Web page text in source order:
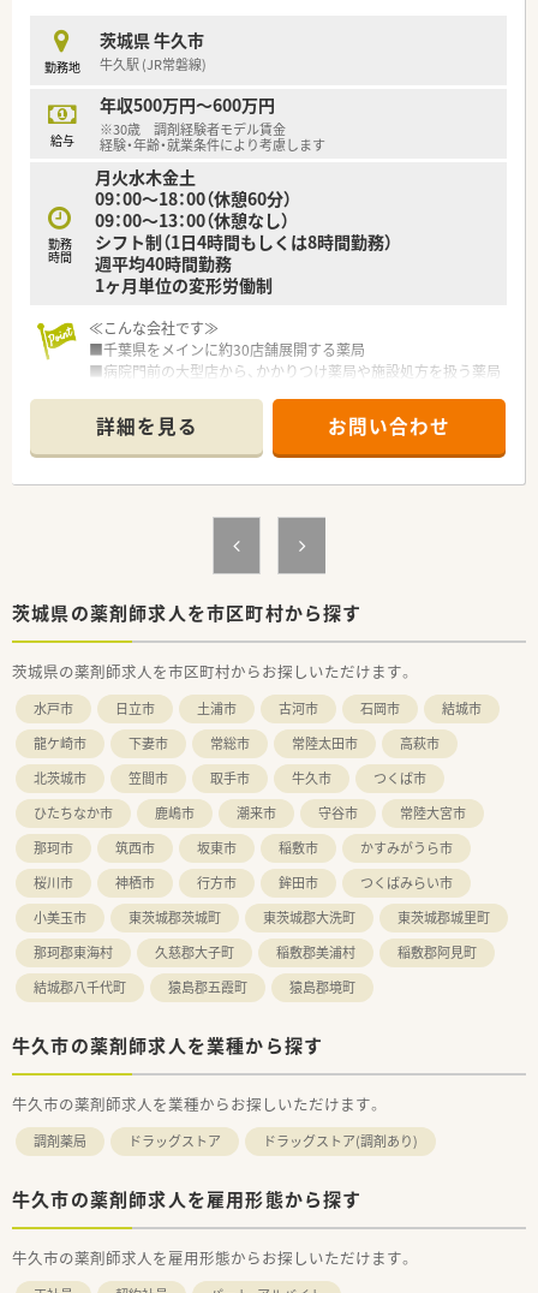
■専門認定を取得済の方歓迎！資格を活かせる環境を提供致しま
す。
＜こんな会社です＞
■大学病院や総合病院の門前薬局を中心に、全国約700店舗以上
展開しています。
患者さまの健康の為、業界トップクラスの質の高い医療サービ
スを提供の為、
大学病院・総合病院を中心とした門前薬局への出店割合は
62.3％、在宅医療の実施実績94％等、
いずれも高い割合を占めています。
■安心して長く働ける福利厚生制度が整っています。
年間休日は125日！働きやすさを追求した職場環境と、ライフ
ひとり暮らしの方や子育てをしながら働く方など、様々なサポ
ートがございます。
従業員の女性比率は7割を超え育休からの復帰者の社員定着率
は97％！（2020年度）
結婚や出産などのライフステージに変化がある際など、安心し
て働き続けることが出来ます。
■多彩なキャリアスタイル！
多角的に事業を展開しているため、薬剤師としての働き方は決
まっすぐに歩める道があります。
調剤薬局で、在宅医療で、病院薬剤師として、管理部門として、
活動領域は広がり続けています。薬剤師としての職能を存分
すめです。
勤務地
茨城県 牛久市
牛久駅 (JR常磐線)
給与
年収500万円～600万円
※30歳 調剤経験者モデル賃金
経験・年齢・就業条件により考慮します
勤務
時間
月火水木金土
09：00～18：00（休憩60分）
09：00〜13：00（休憩なし）
シフト制（1日4時間もしくは8時間勤務）
週平均40時間勤務
1ヶ月単位の変形労働制
≪こんな会社です≫
■千葉県をメインに約30店舗展開する薬局
■病院門前の大型店から、かかりつけ薬局や施設処方を扱う薬局
■在宅医療にも力を入れております。在宅支援システム(サーフ
ェイス)を導入することにより、誰でも円滑に在宅医療に携われ
る体制を整えております
■研修認定薬剤師制度を奨励し薬剤師の育成に力を注いでいま
■女性も多く活躍している薬局です
■薬局管理システムを採用し各店舗をオンライン化、重複投与、
■正社員の店舗異動は基本ありませんが、本人希望により考慮も
■借上げ社宅制度あります♪家賃の75％を会社が支給と、好待
遇です☆
≪こんな薬局です≫
■2022年9月開局
■内科クリニックと同時開局になります
■JR牛久駅から車もしくはバスで10分程度の好アクセス！
■異動はつくば市内の2店舗間のみのため、転居を伴いません
≪こんな方にお勧め≫
■ご自宅から通いやすい範囲で長く働きたい方
■最新機器が揃った環境で働きたい方
詳細を見る お問い合わせ
茨城県の薬剤師求人を市区町村から探す
茨城県の薬剤師求人を市区町村からお探しいただけます。
水戸市 日立市 土浦市 古河市 石岡市
結城市
龍ケ崎市
下妻市 常総市 常陸太田市
高萩市
北茨城市
笠間市 取手市 牛久市
つくば市
ひたちなか市
鹿嶋市 潮来市 守谷市
常陸大宮市
那珂市
筑西市 坂東市 稲敷市
かすみがうら市
桜川市
神栖市 行方市 鉾田市
つくばみらい市
小美玉市
東茨城郡茨城町 東茨城郡大洗町
東茨城郡城里町
那珂郡東海村
久慈郡大子町 稲敷郡美浦村
稲敷郡阿見町
結城郡八千代町
猿島郡五霞町 猿島郡境町
牛久市の薬剤師求人を業種から探す
牛久市の薬剤師求人を業種からお探しいただけます。
調剤薬局 ドラッグストア ドラッグストア(調剤あり)
牛久市の薬剤師求人を雇用形態から探す
牛久市の薬剤師求人を雇用形態からお探しいただけます。